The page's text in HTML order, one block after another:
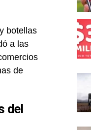
botellas
a las
de
del